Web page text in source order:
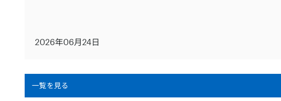
2026年06月24日
一覧を見る